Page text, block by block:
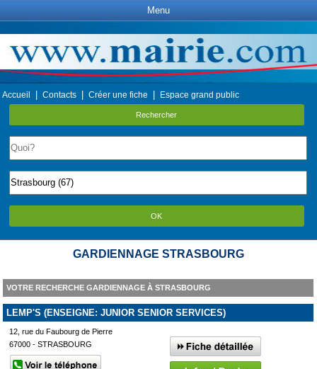
Menu
Accueil Contacts Créer une fiche Espace grand public
Rechercher
OK
GARDIENNAGE STRASBOURG
VOTRE RECHERCHE GARDIENNAGE À STRASBOURG
LEMP'S (ENSEIGNE: JUNIOR SENIOR SERVICES)
12, rue du Faubourg de Pierre
67000 - STRASBOURG